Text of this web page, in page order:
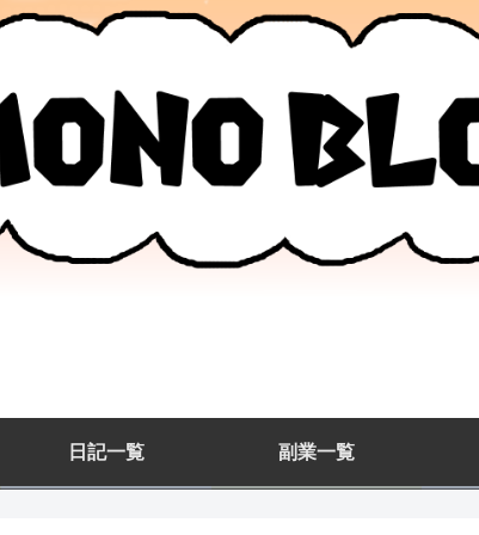
日記一覧 副業一覧